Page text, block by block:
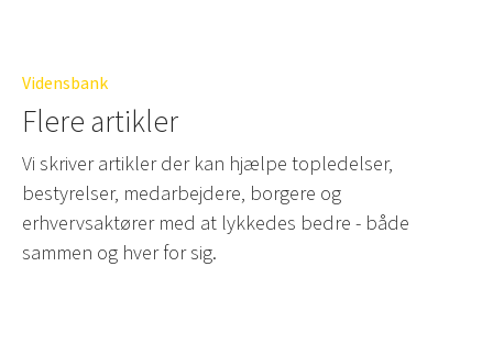
Vidensbank
Flere artikler
Vi skriver artikler der kan hjælpe topledelser,
bestyrelser, medarbejdere, borgere og
erhvervsaktører med at lykkedes bedre - både
sammen og hver for sig.